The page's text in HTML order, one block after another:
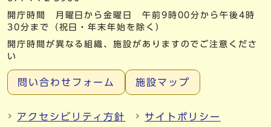
開庁時間 月曜日から金曜日 午前9時00分から午後4時
30分まで（祝日・年末年始を除く）
開庁時間が異なる組織、施設がありますのでご注意くださ
い
問い合わせフォーム 施設マップ
アクセシビリティ方針 サイトポリシー